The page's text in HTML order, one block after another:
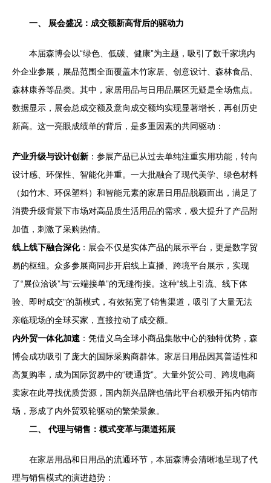
一、 展会盛况：成交额新高背后的驱动力
本届森博会以“绿色、低碳、健康”为主题，吸引了数千家境内
外企业参展，展品范围全面覆盖木竹家居、创意设计、森林食品、
森林康养等品类。其中，家居用品与日用品展区无疑是全场焦点。
数据显示，展会总成交额及意向成交额均实现显著增长，再创历史
新高。这一亮眼成绩单的背后，是多重因素的共同驱动：
产业升级与设计创新 ：参展产品已从过去单纯注重实用功能，转向
设计感、环保性、智能化并重。一大批融合了现代美学、绿色材料
（如竹木、环保塑料）和智能元素的家居日用品脱颖而出，满足了
消费升级背景下市场对高品质生活用品的需求，极大提升了产品附
加值，刺激了采购热情。
线上线下融合深化：展会不仅是实体产品的展示平台，更是数字贸
易的枢纽。众多参展商同步开启线上直播、跨境平台展示，实现
了“展位洽谈”与“云端接单”的无缝衔接。这种“线上引流、线下体
验、即时成交”的新模式，有效拓宽了销售渠道，吸引了大量无法
亲临现场的全球买家，直接拉动了成交额。
内外贸一体化加速 ：凭借义乌全球小商品集散中心的独特优势，森
博会成功吸引了庞大的国际采购商群体。家居日用品因其普适性和
高复购率，成为国际贸易中的“硬通货”。大量外贸公司、跨境电商
卖家在此寻找优质货源，国内新兴品牌也借此平台积极开拓内销市
场，形成了内外贸双轮驱动的繁荣景象。
二、 代理与销售：模式变革与渠道拓展
在家居用品和日用品的流通环节，本届森博会清晰地呈现了代
理与销售模式的演进趋势：